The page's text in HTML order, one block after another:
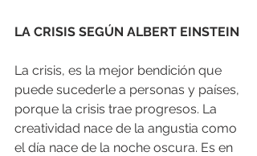
LA CRISIS SEGÚN ALBERT EINSTEIN
La crisis, es la mejor bendición que
puede sucederle a personas y países,
porque la crisis trae progresos. La
creatividad nace de la angustia como
el día nace de la noche oscura. Es en